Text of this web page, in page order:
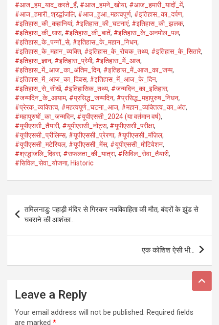
#आज_हम_याद_करते_हैं, #आज_हमने_खोया, #आज_हमारी_यादों_में,
#आज_हमारी_श्रद्धांजलि, #आज_हुआ_महत्वपूर्ण, #इतिहास_का_दर्पण,
#इतिहास_की_कहानियां, #इतिहास_की_घटनाएं, #इतिहास_की_झलक,
#इतिहास_की_धारा, #इतिहास_की_बातें, #इतिहास_के_अनमोल_पल,
#इतिहास_के_पन्नों_से, #इतिहास_के_महान_निधन,
#इतिहास_के_महान_व्यक्ति, #इतिहास_के_रोचक_तथ्य, #इतिहास_के_सितारे,
#इतिहास_ज्ञान, #इतिहास_प्रेमी, #इतिहास_में_आज,
#इतिहास_में_आज_का_अंतिम_दिन, #इतिहास_में_आज_का_जन्म,
#इतिहास_में_आज_का_दिवस, #इतिहास_में_आज_के_दिन,
#इतिहास_से_सीखें, #इतिहासिक_तथ्य, #जन्मदिन_का_इतिहास,
#जन्मदिन_के_आयाम, #प्रसिद्ध_जन्मदिन, #प्रसिद्ध_महापुरुष_निधन,
#प्रेरक_व्यक्तित्व, #महत्वपूर्ण_घटना_आज, #महान_व्यक्तित्व_का_अंत,
#महापुरुषों_का_जन्मदिन, #यूपीएससी_2024 (या वर्तमान वर्ष),
#यूपीएससी_तैयारी, #यूपीएससी_नोट्स, #यूपीएससी_परीक्षा,
#यूपीएससी_प्रीलिम्स, #यूपीएससी_प्रेरणा, #यूपीएससी_मंज़िल,
#यूपीएससी_मटेरियल, #यूपीएससी_मेंस, #यूपीएससी_मोटिवेशन,
#श्रद्धांजलि_दिवस, #सफलता_की_यात्रा, #सिविल_सेवा_तैयारी,
#सिविल_सेवा_योजना, Historic
navigation
तमिलनाडु: पहाड़ी मंदिर से गिरकर नवविवाहिता की मौत, बंदरों के झुंड से
घबराने की आशंका…
एक कोशिश ऐसी भी…
Leave a Reply
Your email address will not be published. Required fields
are marked *